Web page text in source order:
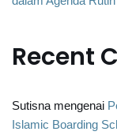
Recent
Sutisnamengenai
Islamic Boarding